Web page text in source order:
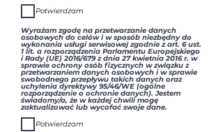
a
n
e
Potwierdzam
Wyrażam zgodę na przetwarzanie danych
osobowych do celów i w sposób niezbędny do
wykonania usługi serwisowej zgodnie z art. 6 ust.
1 lit. a rozporządzenia Parlamentu Europejskiego
i Rady (UE) 2016/679 z dnia 27 kwietnia 2016 r. w
sprawie ochrony osób fizycznych w związku z
przetwarzaniem danych osobowych i w sprawie
swobodnego przepływu takich danych oraz
uchylenia dyrektywy 95/46/WE (ogólne
rozporządzenie o ochronie danych). Jestem
świadomy/a, że w każdej chwili mogę
zaktualizować lub wycofać swoje dane.
Potwierdzam